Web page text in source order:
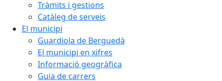
Tràmits i gestions
Catàleg de serveis
El municipi
Guardiola de Berguedà
El municipi en xifres
Informació geogràfica
Guia de carrers